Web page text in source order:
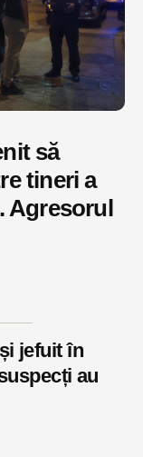
să
tineri a
Agresorul
jefuit în
au